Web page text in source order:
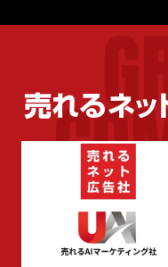
株主還元
IRライブラ
IRカレン
よくあるご
IR免責事項
成長戦略
売れるネッ